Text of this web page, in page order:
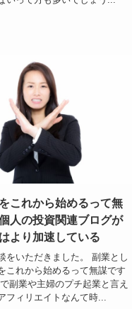
これから始めるって無
人の投資関連ブログが
より加速している
をいただきました。 副業とし
これから始めるって無謀です
副業や主婦のプチ起業と言え
フィリエイトなんて時...